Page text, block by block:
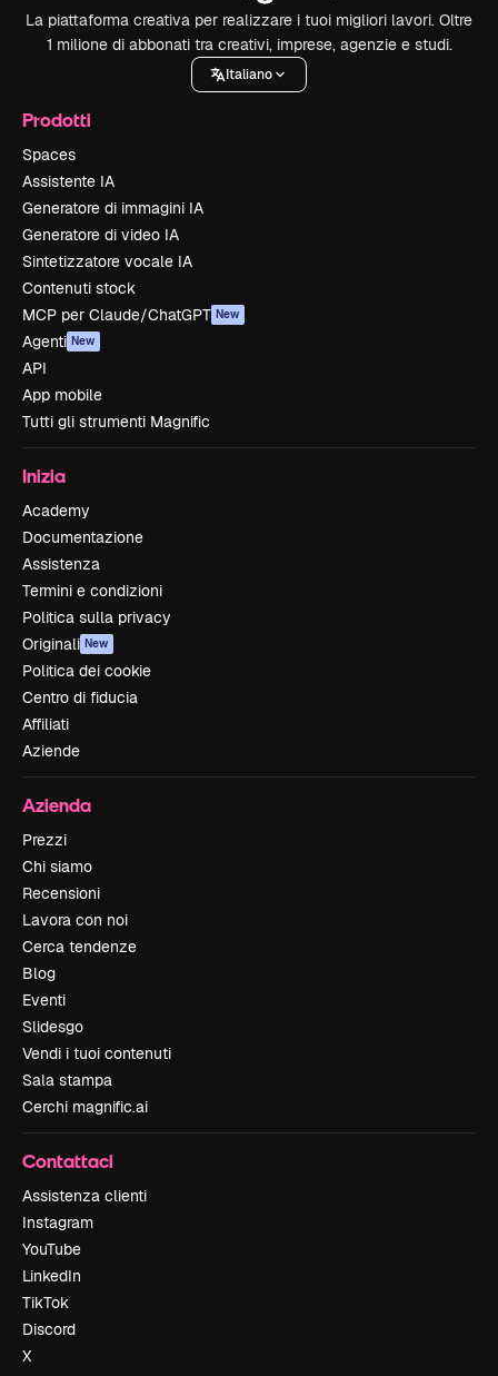
La piattaforma creativa per realizzare i tuoi migliori lavori. Oltre
1 milione di abbonati tra creativi, imprese, agenzie e studi.
Italiano
Prodotti
Spaces
Assistente IA
Generatore di immagini IA
Generatore di video IA
Sintetizzatore vocale IA
Contenuti stock
MCP per Claude/ChatGPT New
Agenti New
API
App mobile
Tutti gli strumenti Magnific
Inizia
Academy
Documentazione
Assistenza
Termini e condizioni
Politica sulla privacy
Originali New
Politica dei cookie
Centro di fiducia
Affiliati
Aziende
Azienda
Prezzi
Chi siamo
Recensioni
Lavora con noi
Cerca tendenze
Blog
Eventi
Slidesgo
Vendi i tuoi contenuti
Sala stampa
Cerchi magnific.ai
Contattaci
Assistenza clienti
Instagram
YouTube
LinkedIn
TikTok
Discord
X